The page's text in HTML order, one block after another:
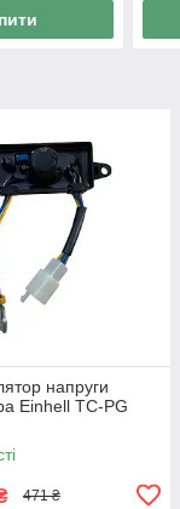
напруги
Einhell TC-PG
471 ₴